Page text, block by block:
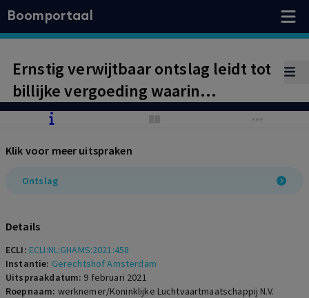
Boomportaal
Ernstig verwijtbaar ontslag leidt tot
billijke vergoeding waarin
inkomens- en pensioenschade is
Klik voor meer uitspraken
Ontslag
Details
ECLI: ECLI:NL:GHAMS:2021:458
Instantie: Gerechtshof Amsterdam
Uitspraakdatum: 9 februari 2021
Roepnaam: werknemer/Koninklijke Luchtvaartmaatschappij N.V.